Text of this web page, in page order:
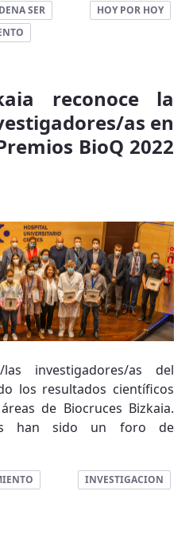
SER
HOY POR HOY
reconoce la
as en
BioQ 2022
investigadores/as del
los resultados científicos
de Biocruces Bizkaia.
han sido un foro de
INVESTIGACION